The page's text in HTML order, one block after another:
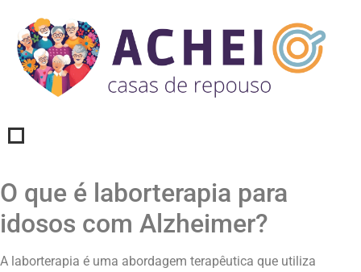
O que é laborterapia para
idosos com Alzheimer?
A laborterapia é uma abordagem terapêutica que utiliza